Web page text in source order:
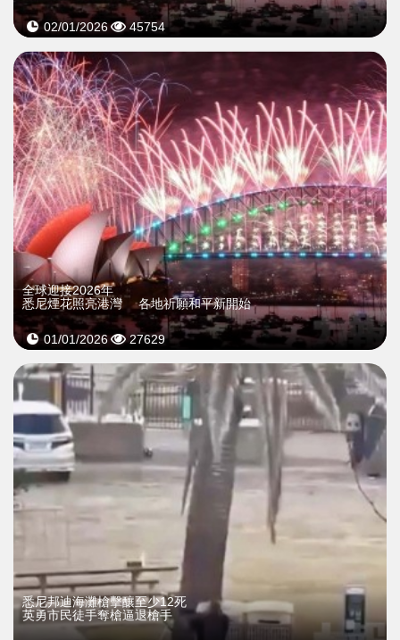
02/01/2026 45754
全球迎接2026年
悉尼煙花照亮港灣 各地祈願和平新開始
01/01/2026 27629
悉尼邦迪海灘槍擊釀至少12死
英勇市民徒手奪槍逼退槍手